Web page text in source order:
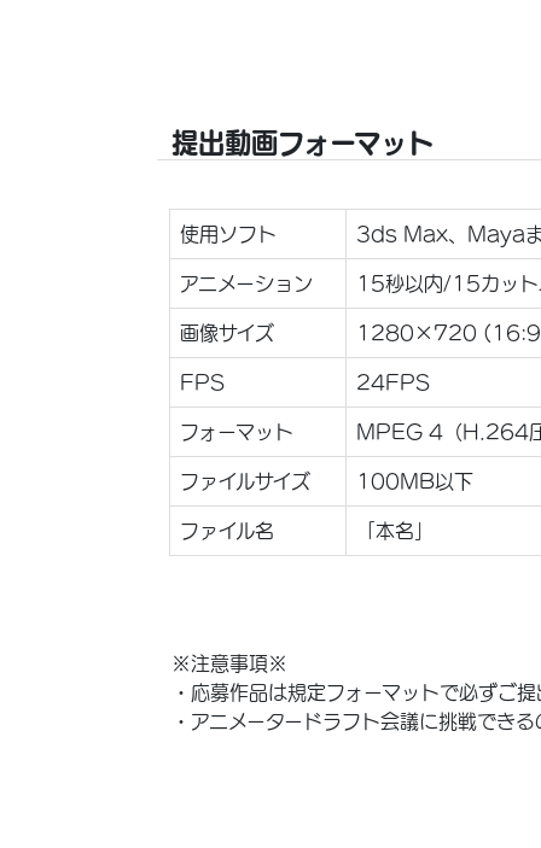
提出動画フォーマット
使用ソフト 3ds Max、Maya
アニメーション 15秒以内/15カット
画像サイズ 1280×720
FPS 24FPS
フォーマット MPEG 4（H.264
ファイルサイズ 100MB以下
ファイル名 「本名」
※注意事項※
・応募作品は規定フォーマットで必ずご
・アニメータードラフト会議に挑戦でき